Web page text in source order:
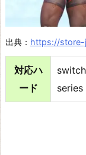
A
m
o
n
出典： https://store-
対応ハ
ード
series